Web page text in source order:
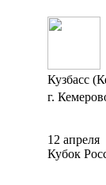
Кузбасс
г.
12 апреля
Кубок